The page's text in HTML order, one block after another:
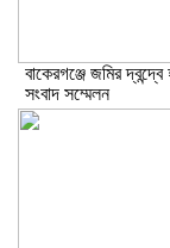
বাকেরগঞ্জে জমির
সংবাদ সম্মেলন